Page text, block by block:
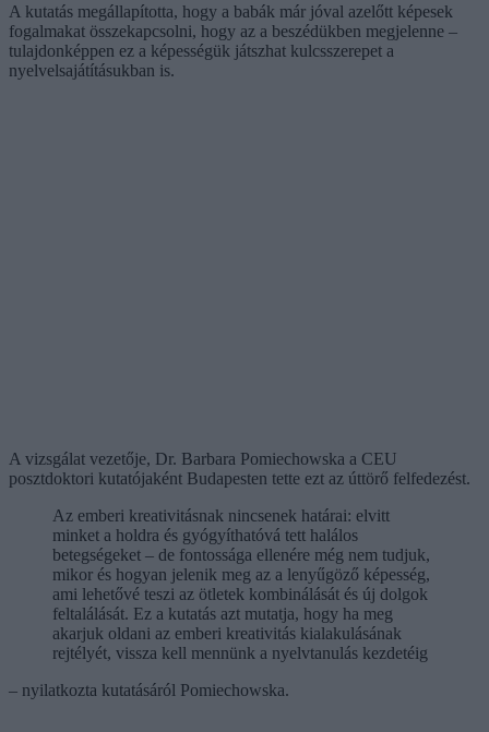
A kutatás megállapította, hogy a babák már jóval azelőtt képesek
fogalmakat összekapcsolni, hogy az a beszédükben megjelenne –
tulajdonképpen ez a képességük játszhat kulcsszerepet a
nyelvelsajátításukban is.
A vizsgálat vezetője, Dr. Barbara Pomiechowska a CEU
posztdoktori kutatójaként Budapesten tette ezt az úttörő felfedezést.
Az emberi kreativitásnak nincsenek határai: elvitt
minket a holdra és gyógyíthatóvá tett halálos
betegségeket – de fontossága ellenére még nem tudjuk,
mikor és hogyan jelenik meg az a lenyűgöző képesség,
ami lehetővé teszi az ötletek kombinálását és új dolgok
feltalálását. Ez a kutatás azt mutatja, hogy ha meg
akarjuk oldani az emberi kreativitás kialakulásának
rejtélyét, vissza kell mennünk a nyelvtanulás kezdetéig
– nyilatkozta kutatásáról Pomiechowska.